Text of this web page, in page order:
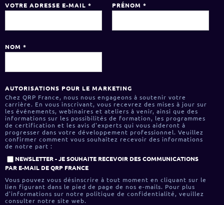
VOTRE ADRESSE E-MAIL * PRÉNOM *
NOM *
AUTORISATIONS POUR LE MARKETING
Chez QRP France, nous nous engageons à soutenir votre
carrière. En vous inscrivant, vous recevrez des mises à jour sur
les événements, webinaires et ateliers à venir, ainsi que des
informations sur les possibilités de formation, les programmes
de certification et les avis d'experts qui vous aideront à
progresser dans votre développement professionnel. Veuillez
confirmer comment vous souhaitez recevoir des informations
de notre part :
NEWSLETTER - JE SOUHAITE RECEVOIR DES COMMUNICATIONS
PAR E-MAIL DE QRP FRANCE
Vous pouvez vous désinscrire à tout moment en cliquant sur le
lien figurant dans le pied de page de nos e-mails. Pour plus
d'informations sur notre politique de confidentialité, veuillez
consulter notre site web.